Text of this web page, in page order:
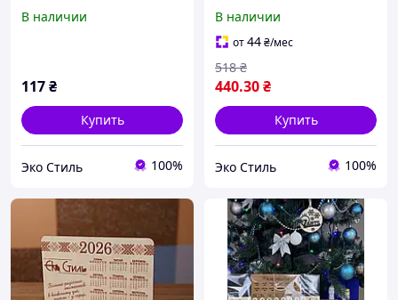
брендированный
В наличии
117₴
Купить
Эко Стиль 100%
брендированный
календарь с вашим
логотипом
В наличии
от44₴/мес
440.30₴
518 ₴
Купить
Эко Стиль 100%